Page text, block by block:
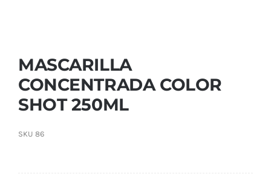
MASCARILLA
CONCENTRADA COLOR
SHOT 250ML
SKU 86